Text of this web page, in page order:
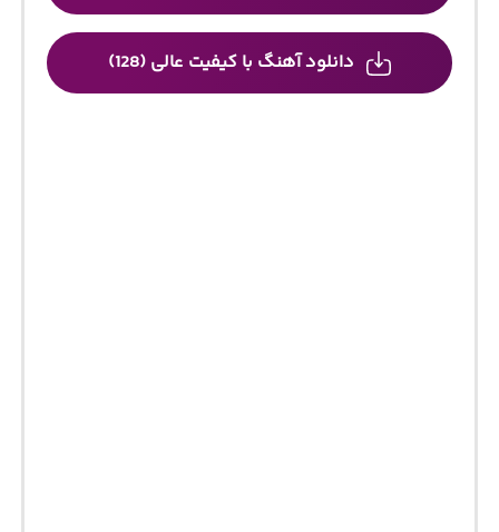
دانلود آهنگ با کیفیت عالی (128)